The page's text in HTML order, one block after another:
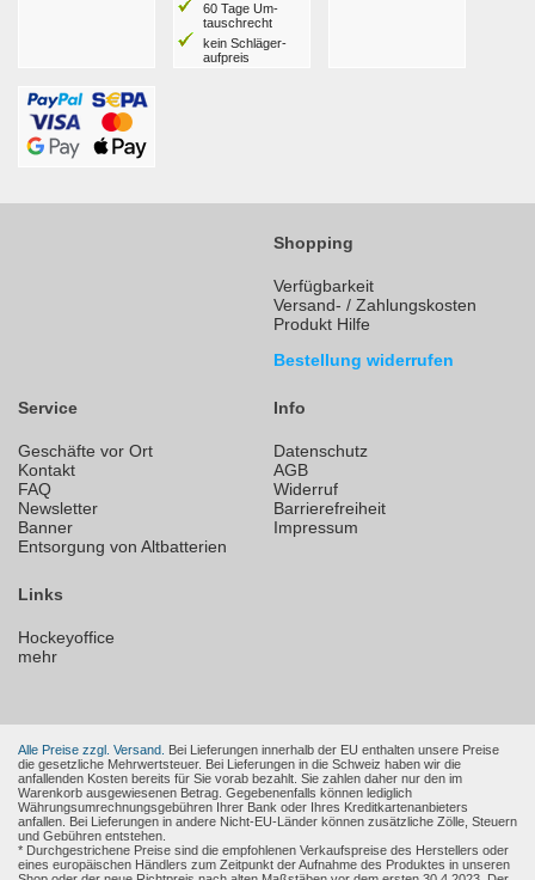
60 Tage Um­
tausch­recht
kein Schläger­
aufpreis
Shopping
Verfügbarkeit
Versand- / Zahlungskosten
Produkt Hilfe
Bestellung widerrufen
Service
Geschäfte vor Ort
Kontakt
FAQ
Newsletter
Banner
Entsorgung von Altbatterien
Info
Datenschutz
AGB
Widerruf
Barrierefreiheit
Impressum
Links
Hockeyoffice
mehr
Alle Preise zzgl. Versand. Bei Lieferungen innerhalb der EU enthalten unsere Preise
die gesetzliche Mehrwertsteuer. Bei Lieferungen in die Schweiz haben wir die
anfallenden Kosten bereits für Sie vorab bezahlt. Sie zahlen daher nur den im
Warenkorb ausgewiesenen Betrag. Gegebenenfalls können lediglich
Währungsumrechnungsgebühren Ihrer Bank oder Ihres Kreditkartenanbieters
anfallen. Bei Lieferungen in andere Nicht-EU-Länder können zusätzliche Zölle, Steuern
und Gebühren entstehen.
* Durchgestrichene Preise sind die empfohlenen Verkaufspreise des Herstellers oder
eines europäischen Händlers zum Zeitpunkt der Aufnahme des Produktes in unseren